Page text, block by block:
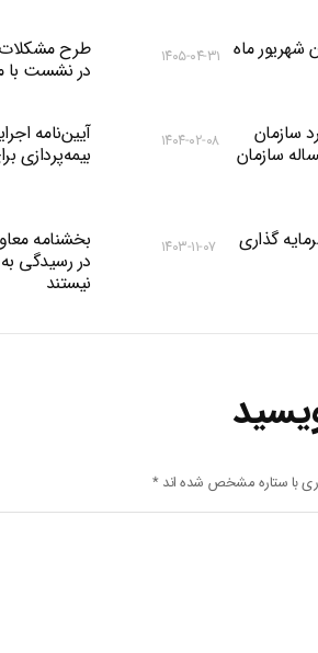
شهریور ماه
۱۴۰۵-۰۴-۳۱
طرح مشکلات
در نشست با
سازمان
سازمان
۱۴۰۴-۰۲-۰۸
آیین‌نامه
بیمه‌پردازی
گذاری
۱۴۰۳-۱۱-۰۷
بخشنامه
در رسیدگی
نیستند
با ستاره مشخص شده اند*